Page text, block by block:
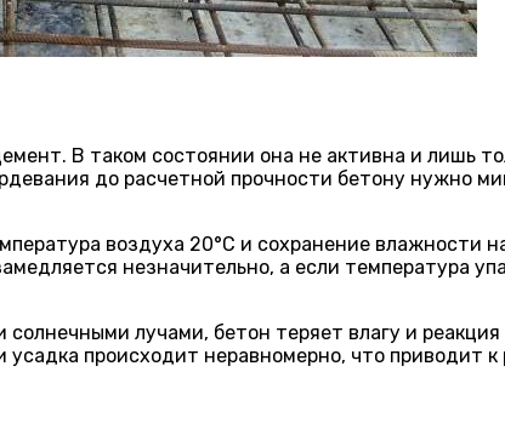
В таком состоянии она не активна и лишь
до расчетной прочности бетону нужно
воздуха 20°C и сохранение влажности
незначительно, а если температура
лучами, бетон теряет влагу и
происходит неравномерно, что приводит